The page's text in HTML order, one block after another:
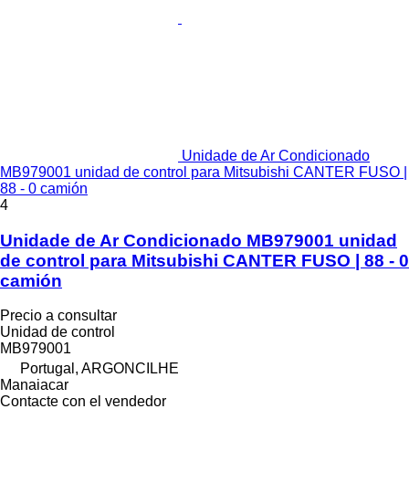
Unidade de Ar Condicionado
MB979001 unidad de control para Mitsubishi CANTER FUSO |
88 - 0 camión
4
Unidade de Ar Condicionado MB979001 unidad
de control para Mitsubishi CANTER FUSO | 88 - 0
camión
Precio a consultar
Unidad de control
MB979001
Portugal, ARGONCILHE
Manaiacar
Contacte con el vendedor